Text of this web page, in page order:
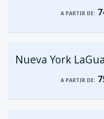
A PARTIR DE:
Nueva York
A PARTIR DE: